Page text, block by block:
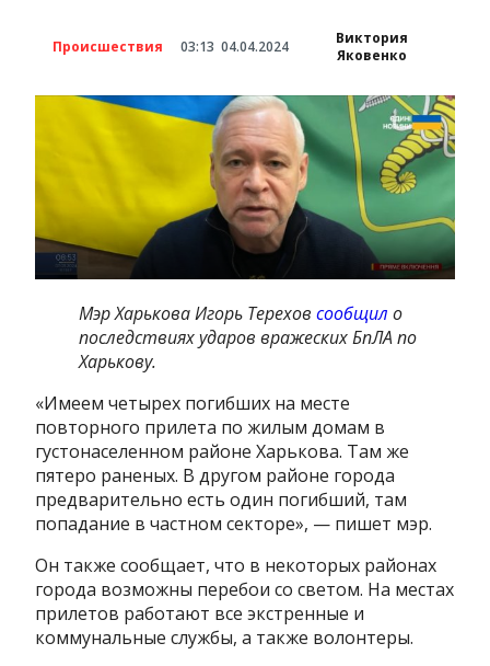
Происшествия 03:13 04.04.2024
Виктория
Яковенко
Мэр Харькова Игорь Тереховсообщил о
последствиях ударов вражеских БпЛА по
Харькову.
«Имеем четырех погибших на месте
повторного прилета по жилым домам в
густонаселенном районе Харькова. Там же
пятеро раненых. В другом районе города
предварительно есть один погибший, там
попадание в частном секторе», — пишет мэр.
Он также сообщает, что в некоторых районах
города возможны перебои со светом. На местах
прилетов работают все экстренные и
коммунальные службы, а также волонтеры.